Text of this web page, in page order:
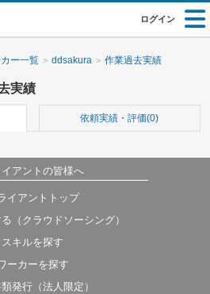
ログイン
ー一覧 ddsakura 作業過去実績
実績
依頼実績・評価(0)
イアントの皆様へ
イアントトップ
（クラウドソーシング）
スキルを探す
ーカーを探す
発行（法人限定）